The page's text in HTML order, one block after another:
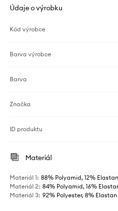
Údaje o výrobku
Kód výrobce
Barva výrobce
Barva
Značka
ID produktu
Materiál
Materiál 1: 88% Polyamid, 12% Elastan
Materiál 2: 84% Polyamid, 16%
Materiál 3: 92% Polyester, 8% Elastan